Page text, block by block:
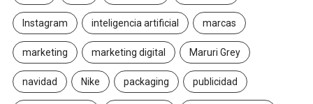
Instagram inteligencia artificial marcas
marketing marketing digital Maruri Grey
navidad Nike packaging publicidad